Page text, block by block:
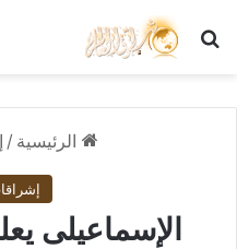
بحث عن
الرئيسية /
الإسماعيلى